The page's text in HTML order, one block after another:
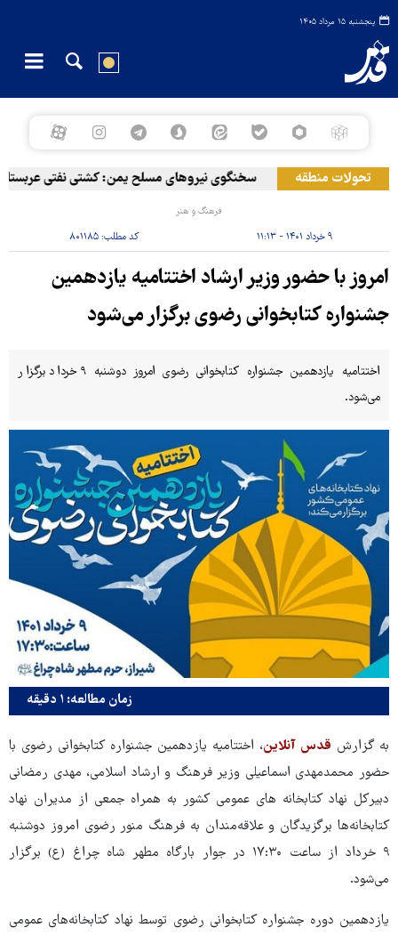
پنجشنبه ۱۵ مرداد ۱۴۰۵
تحولات منطقه سخنگوی نیروهای مسلح یمن: کشتی نفتی عربستان
فرهنگ و هنر
۹ خرداد ۱۴۰۱ - ۱۱:۱۳ کد مطلب:۸۰۱۱۸۵
امروز با حضور وزیر ارشاد اختتامیه یازدهمین
جشنواره کتابخوانی رضوی برگزار می‌شود
اختتامیه یازدهمین جشنواره کتابخوانی رضوی امروز دوشنبه ۹ خرداد برگزار
می‌شود.
زمان مطالعه: ۱ دقیقه
به گزارش قدس آنلاین، اختتامیه یازدهمین جشنواره کتابخوانی رضوی با
حضور محمدمهدی اسماعیلی وزیر فرهنگ و ارشاد اسلامی، مهدی رمضانی
دبیرکل نهاد کتابخانه های عمومی کشور به همراه جمعی از مدیران نهاد
کتابخانه‌ها برگزیدگان و علاقه‌مندان به فرهنگ منور رضوی امروز دوشنبه
۹ خرداد از ساعت ۱۷:۳۰ در جوار بارگاه مطهر شاه چراغ (ع) برگزار
می‌شود.
یازدهمین دوره جشنواره کتابخوانی رضوی توسط نهاد کتابخانه‌های عمومی